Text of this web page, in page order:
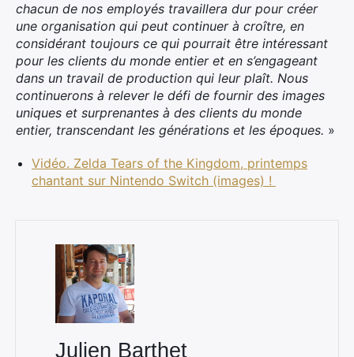
chacun de nos employés travaillera dur pour créer
une organisation qui peut continuer à croître, en
considérant toujours ce qui pourrait être intéressant
pour les clients du monde entier et en s’engageant
dans un travail de production qui leur plaît. Nous
continuerons à relever le défi de fournir des images
uniques et surprenantes à des clients du monde
entier, transcendant les générations et les époques. »
Vidéo. Zelda Tears of the Kingdom, printemps
chantant sur Nintendo Switch (images) !
Julien Barthet